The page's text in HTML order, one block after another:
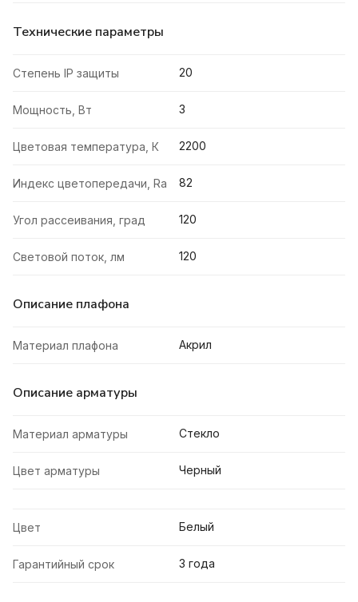
Технические параметры
Степень IP защиты 20
Мощность, Вт 3
Цветовая температура, К 2200
Индекс цветопередачи, Ra 82
Угол рассеивания, град 120
Световой поток, лм 120
Описание плафона
Материал плафона Акрил
Описание арматуры
Материал арматуры Стекло
Цвет арматуры Черный
Цвет Белый
Гарантийный срок 3 года